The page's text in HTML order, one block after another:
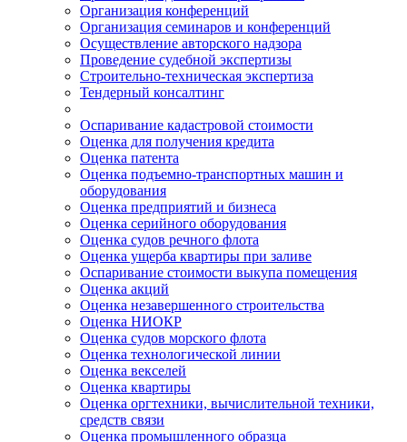
Организация конференций
Организация семинаров и конференций
Осуществление авторского надзора
Проведение судебной экспертизы
Строительно-техническая экспертиза
Тендерный консалтинг
Оспаривание кадастровой стоимости
Оценка для получения кредита
Оценка патента
Оценка подъемно-транспортных машин и
оборудования
Оценка предприятий и бизнеса
Оценка серийного оборудования
Оценка судов речного флота
Оценка ущерба квартиры при заливе
Оспаривание стоимости выкупа помещения
Оценка акций
Оценка незавершенного строительства
Оценка НИОКР
Оценка судов морского флота
Оценка технологической линии
Оценка векселей
Оценка квартиры
Оценка оргтехники, вычислительной техники,
средств связи
Оценка промышленного образца